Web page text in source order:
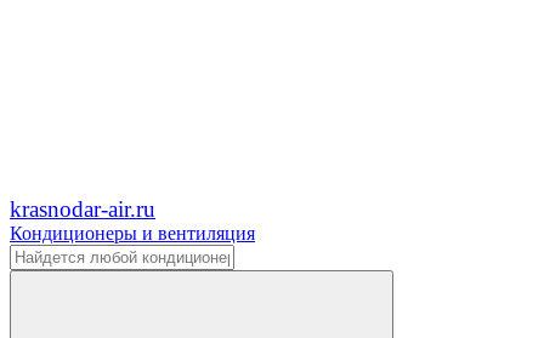
krasnodar-air.ru
Кондиционеры и вентиляция